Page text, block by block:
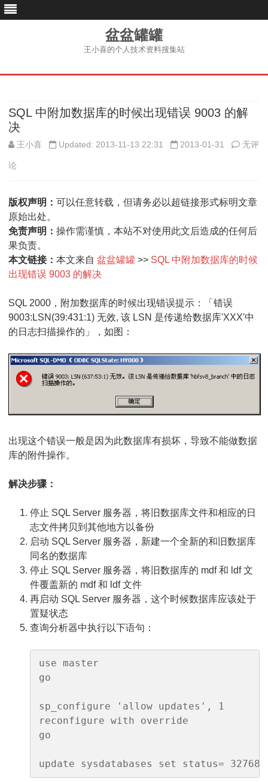
盆盆罐罐
王小喜的个人技术资料搜集站
跳
容
SQL 中附加数据库的时候出现错误 9003 的解
决
王小喜 Updated: 2013-11-13 22:31 2013-01-31 SQL
加
数
时
出
现
误
9003
无评
论
版权声明： 可以任意转载，但请务必以超链接形式标明文章
原始出处。
免责声明： 操作需谨慎，本站不对使用此文后造成的任何后
果负责。
本文链接： 本文来自 盆盆罐罐 >> SQL 中附加数据库的时候
出现错误 9003 的解决
SQL 2000，附加数据库的时候出现错误提示：「错误
9003:LSN(39:431:1) 无效, 该 LSN 是传递给数据库'XXX'中
的日志扫描操作的」，如图：
出现这个错误一般是因为此数据库有损坏，导致不能做数据
库的附件操作。
解决步骤：
停止 SQL Server 服务器， 将旧数据库文件和相应的日
志文件拷贝到其他地方以备份
启动 SQL Server 服务器，新建一个全新的和旧数据库
同名的数据库
停止 SQL Server 服务器，将旧数据库的 mdf 和 ldf 文
件覆盖新的 mdf 和 ldf 文件
再启动 SQL Server 服务器，这个时候数据库应该处于
置疑状态
查询分析器中执行以下语句：
use master
go
sp_configure 'allow updates', 1
reconfigure with override
go
update sysdatabases set status= 32768